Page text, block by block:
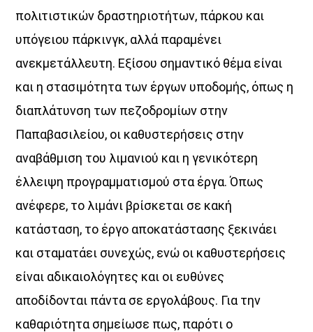
πολιτιστικών δραστηριοτήτων, πάρκου και
υπόγειου πάρκινγκ, αλλά παραμένει
ανεκμετάλλευτη. Εξίσου σημαντικό θέμα είναι
και η στασιμότητα των έργων υποδομής, όπως η
διαπλάτυνση των πεζοδρομίων στην
Παπαβασιλείου, οι καθυστερήσεις στην
αναβάθμιση του λιμανιού και η γενικότερη
έλλειψη προγραμματισμού στα έργα. Όπως
ανέφερε, το λιμάνι βρίσκεται σε κακή
κατάσταση, το έργο αποκατάστασης ξεκινάει
και σταματάει συνεχώς, ενώ οι καθυστερήσεις
είναι αδικαιολόγητες και οι ευθύνες
αποδίδονται πάντα σε εργολάβους. Για την
καθαριότητα σημείωσε πως, παρότι ο